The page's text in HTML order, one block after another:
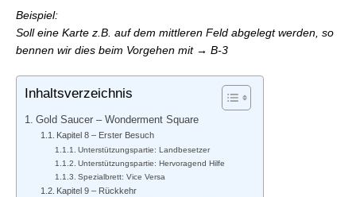
Beispiel:
Soll eine Karte z.B. auf dem mittleren Feld abgelegt werden, so
bennen wir dies beim Vorgehen mit → B-3
Inhaltsverzeichnis
Gold Saucer – Wonderment Square
Kapitel 8 – Erster Besuch
Unterstützungspartie: Landbesetzer
Unterstützungspartie: Hervoragend Hilfe
Spezialbrett: Vice Versa
Kapitel 9 – Rückkehr